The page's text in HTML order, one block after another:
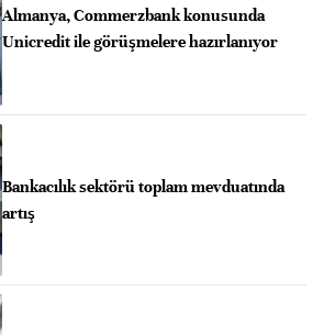
Almanya, Commerzbank konusunda
Unicredit ile görüşmelere hazırlanıyor
Bankacılık sektörü toplam mevduatında
artış